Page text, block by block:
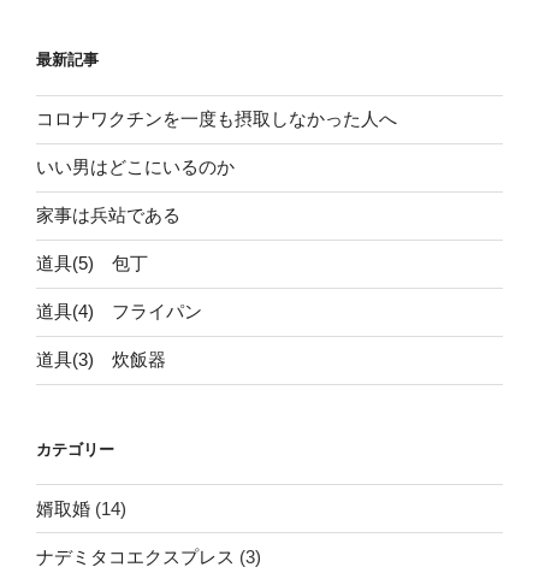
ン
最新記事
コロナワクチンを一度も摂取しなかった人へ
いい男はどこにいるのか
家事は兵站である
道具(5) 包丁
道具(4) フライパン
道具(3) 炊飯器
カテゴリー
婿取婚 (14)
ナデミタコエクスプレス (3)